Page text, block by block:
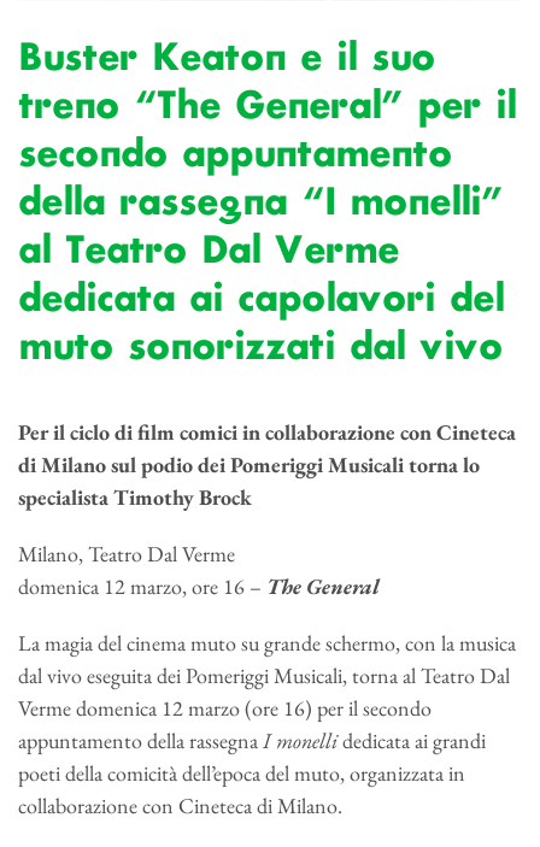
Buster Keaton e il suo
treno “The General” per il
secondo appuntamento
della rassegna “I monelli”
al Teatro Dal Verme
dedicata ai capolavori del
muto sonorizzati dal vivo
Per il ciclo di film comici in collaborazione con Cineteca
di Milano sul podio dei Pomeriggi Musicali torna lo
specialista Timothy Brock
Milano, Teatro Dal Verme
domenica 12 marzo, ore 16 – The General
La magia del cinema muto su grande schermo, con la musica
dal vivo eseguita dei Pomeriggi Musicali, torna al Teatro Dal
Verme domenica 12 marzo (ore 16) per il secondo
appuntamento della rassegnaI monellidedicata ai grandi
poeti della comicità dell’epoca del muto, organizzata in
collaborazione con Cineteca di Milano.